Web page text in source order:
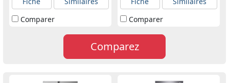
Comparer
Comparer
Comparez